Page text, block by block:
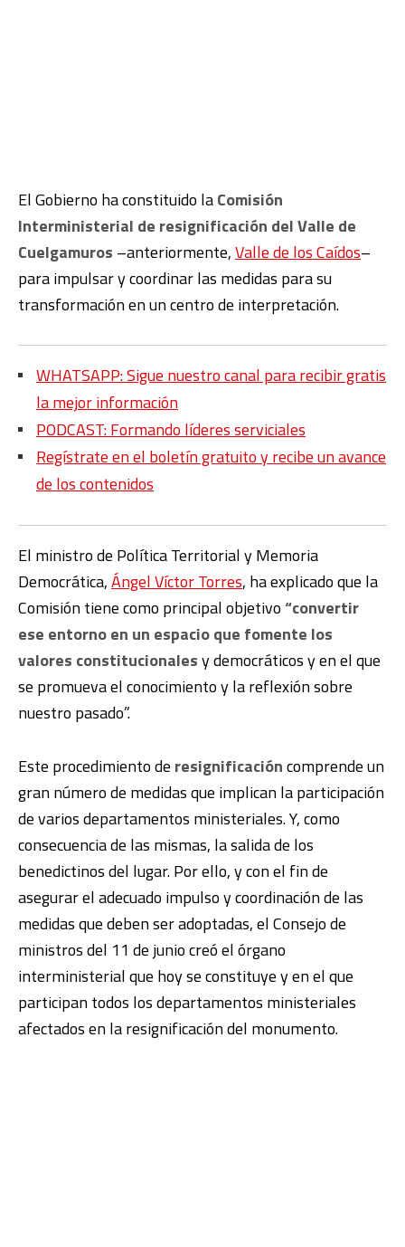
El Gobierno ha constituido laComisión
Interministerial de resignificación del Valle de
Cuelgamuros –anteriormente,Valle de los Caídos–
para impulsar y coordinar las medidas para su
transformación en un centro de interpretación.
WHATSAPP: Sigue nuestro canal para recibir gratis
la mejor información
PODCAST: Formando líderes serviciales
Regístrate en el boletín gratuito y recibe un avance
de los contenidos
El ministro de Política Territorial y Memoria
Democrática,Ángel Víctor Torres, ha explicado que la
Comisión tiene como principal objetivo“convertir
ese entorno en un espacio que fomente los
valores constitucionalesy democráticos y en el que
se promueva el conocimiento y la reflexión sobre
nuestro pasado”.
Este procedimiento de resignificacióncomprende un
gran número de medidas que implican la participación
de varios departamentos ministeriales. Y, como
consecuencia de las mismas, la salida de los
benedictinos del lugar. Por ello, y con el fin de
asegurar el adecuado impulso y coordinación de las
medidas que deben ser adoptadas, el Consejo de
ministros del 11 de junio creó el órgano
interministerial que hoy se constituye y en el que
participan todos los departamentos ministeriales
afectados en la resignificación del monumento.